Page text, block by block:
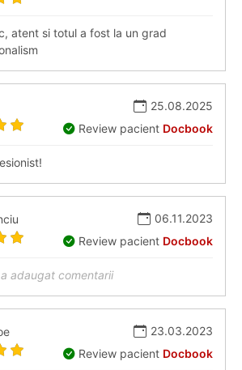
atent si totul a fost la un grad
25.08.2025
Review pacient Docbook
06.11.2023
Review pacient Docbook
adaugat comentarii
23.03.2023
Review pacient Docbook